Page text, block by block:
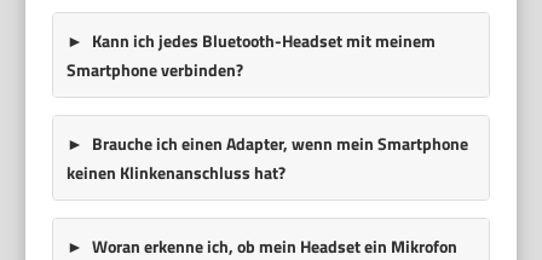
Kann ich jedes Bluetooth-Headset mit meinem
Smartphone verbinden?
Brauche ich einen Adapter, wenn mein Smartphone
keinen Klinkenanschluss hat?
Woran erkenne ich, ob mein Headset ein Mikrofon